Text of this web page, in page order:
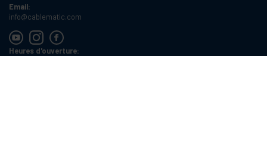
Email:
info@cablematic.com
Heures d'ouverture: